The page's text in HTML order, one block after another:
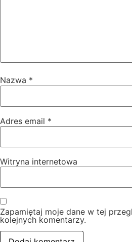
Nazwa *
Adres email *
Witryna internetowa
Zapamiętaj moje dane w tej
kolejnych komentarzy.